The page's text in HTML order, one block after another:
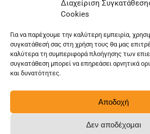
Διαχείριση
Cookies
Για να παρέχουμε την καλύτερη εμπειρία,
συγκατάθεσή σας στη χρήση τους θα μας
καλύτερα τη συμπεριφορά πλοήγησης των
συγκατάθεση μπορεί να επηρεάσει αρνητικά
και δυνατότητες.
Αποδοχή
Δεν αποδέχομαι
© Copyright: Ethos Media S.A.